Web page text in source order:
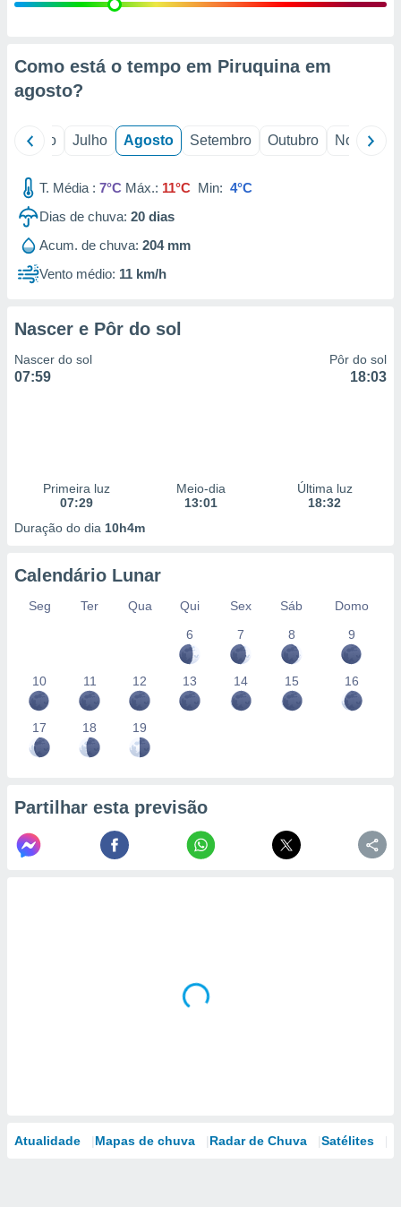
estudos
1199
Como está o tempo em Piruquina em
agosto?
Junho Julho Agosto Setembro Outubro Novembro
T. Média : 7°C Máx.: 11°C Min: 4°C
Dias de chuva: 20 dias
Acum. de chuva: 204 mm
Vento médio: 11 km/h
Nascer e Pôr do sol
Nascer do sol
07:59
Pôr do sol
18:03
Primeira luz
07:29
Meio-dia
13:01
Última luz
18:32
Duração do dia 10h4m
Calendário Lunar
Seg Ter Qua Qui Sex Sáb
Domo
6
7 8 9
10 11 12 13 14 15 16
17 18 19
Partilhar esta previsão
Atualidade Mapas de chuva Radar de Chuva Satélites